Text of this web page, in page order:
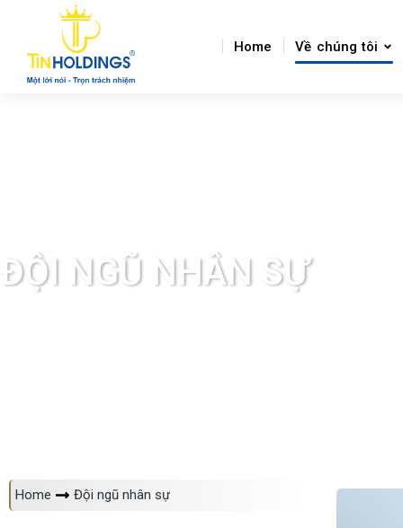
Home Về chúng tôi
ĐỘI NGŨ NHÂN SỰ
You are here:
Home Đội ngũ nhân sự